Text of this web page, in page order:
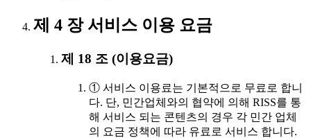
제 4 장 서비스 이용 요금
제 18 조 (이용요금)
① 서비스 이용료는 기본적으로 무료로 합니
다. 단, 민간업체와의 협약에 의해 RISS를 통
해 서비스 되는 콘텐츠의 경우 각 민간 업체
의 요금 정책에 따라 유료로 서비스 합니다.